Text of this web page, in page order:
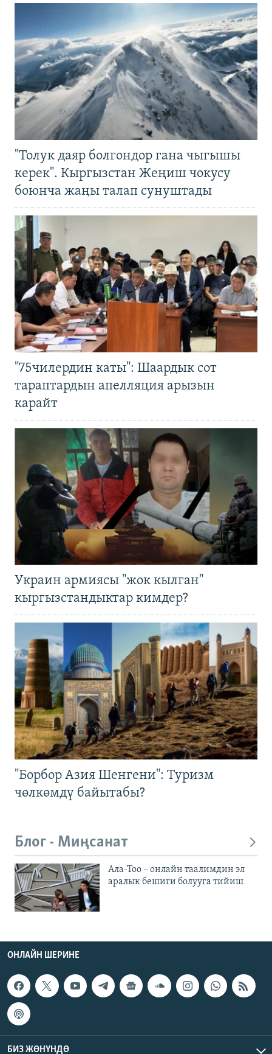
"Толук даяр болгондор гана чыгышы
керек". Кыргызстан Жеңиш чокусу
боюнча жаңы талап сунуштады
"75чилердин каты": Шаардык сот
тараптардын апелляция арызын
карайт
Украин армиясы "жок кылган"
кыргызстандыктар кимдер?
"Борбор Азия Шенгени": Туризм
чөлкөмдү байытабы?
Блог - Миңсанат
Ала-Тоо – онлайн таалимдин эл
аралык бешиги болууга тийиш
ОНЛАЙН ШЕРИНЕ
БИЗ ЖӨНҮНДӨ